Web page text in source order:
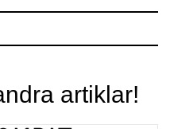
artiklar!